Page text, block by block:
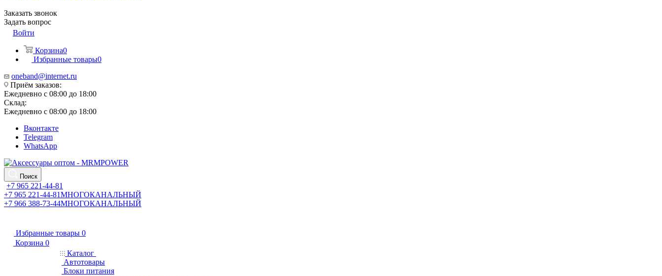
Заказать звонок
Задать вопрос
Войти
Корзина0
Избранные товары0
oneband@internet.ru
Приём заказов:
Ежедневно с 08:00 до 18:00
Склад:
Ежедневно с 08:00 до 18:00
Вконтакте
Telegram
WhatsApp
Поиск
+7 965 221-44-81
+7 965 221-44-81МНОГОКАНАЛЬНЫЙ
+7 966 388-73-44МНОГОКАНАЛЬНЫЙ
Избранные товары 0
Корзина 0
Каталог
Автотовары
Блоки питания